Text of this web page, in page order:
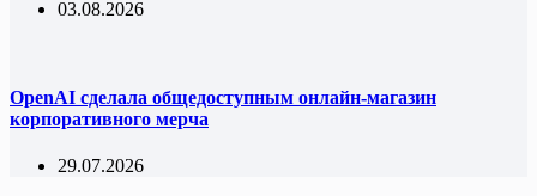
03.08.2026
OpenAI сделала общедоступным онлайн-магазин
корпоративного мерча
29.07.2026